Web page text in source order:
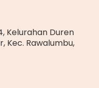
Kelurahan Duren
Kec. Rawalumbu,